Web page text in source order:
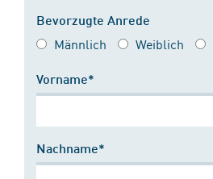
Bevorzugte Anrede
Männlich Weiblich
Vorname*
Nachname*